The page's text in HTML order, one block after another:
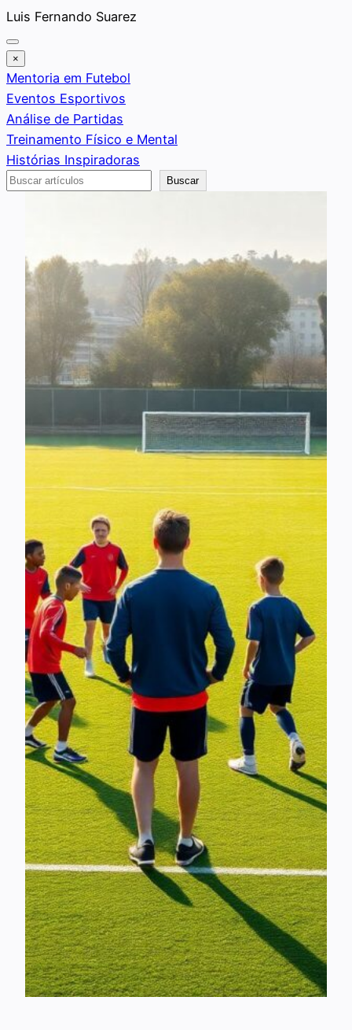
Saltar
al
contenido
Luis Fernando Suarez
×
Mentoria em Futebol
Eventos Esportivos
Análise de Partidas
Treinamento Físico e Mental
Histórias Inspiradoras
Buscar
Buscar